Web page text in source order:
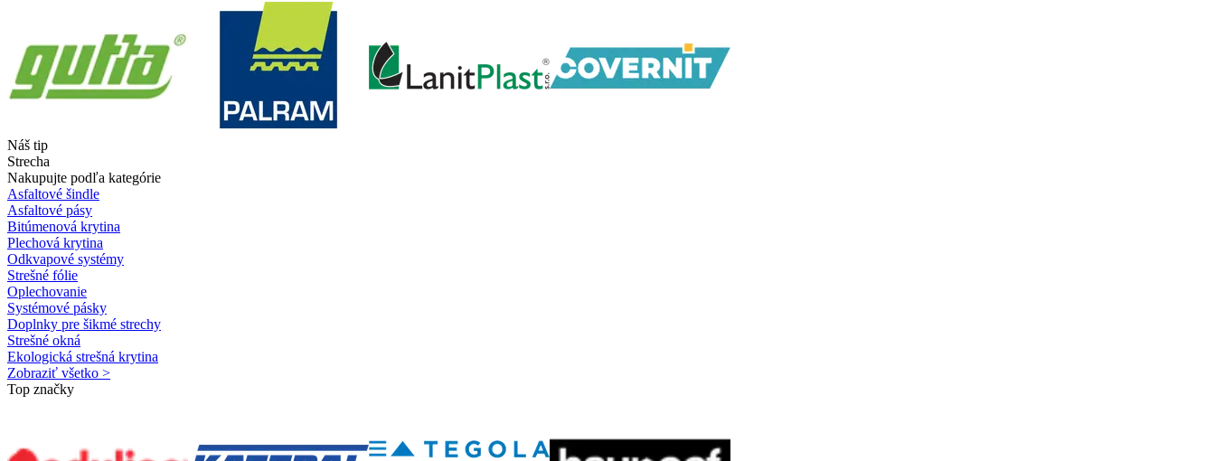
Náš tip
Strecha
Nakupujte podľa kategórie
Asfaltové šindle
Asfaltové pásy
Bitúmenová krytina
Plechová krytina
Odkvapové systémy
Strešné fólie
Oplechovanie
Systémové pásky
Doplnky pre šikmé strechy
Strešné okná
Ekologická strešná krytina
Zobraziť všetko >
Top značky